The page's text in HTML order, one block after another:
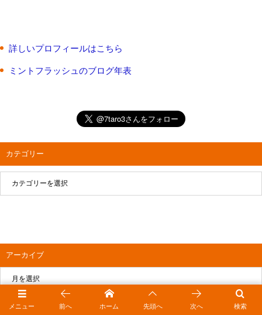
詳しいプロフィールはこちら
ミントフラッシュのブログ年表
カテゴリー
アーカイブ
メニュー 検索
前へ ホーム 先頭へ 次へ